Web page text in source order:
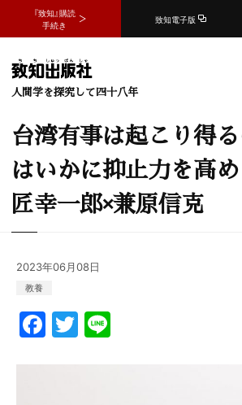
『致知』購読
手続き
致知電子版
人間学を探究して四十八年
台湾有事は起こり得
はいかに抑止力を高
匠幸一郎×兼原信克
2023年06月08日
教養
F
a
c
T
w